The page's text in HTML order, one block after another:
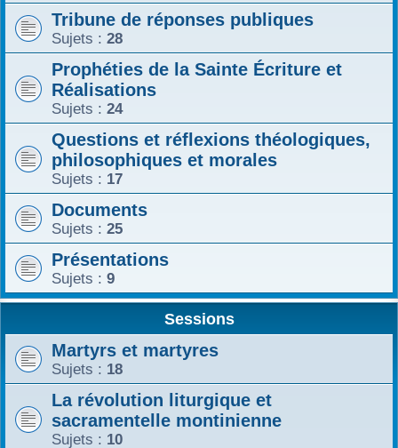
Tribune de réponses publiques
Sujets : 28
Prophéties de la Sainte Écriture et
Réalisations
Sujets : 24
Questions et réflexions théologiques,
philosophiques et morales
Sujets : 17
Documents
Sujets : 25
Présentations
Sujets : 9
Sessions
Martyrs et martyres
Sujets : 18
La révolution liturgique et
sacramentelle montinienne
Sujets : 10